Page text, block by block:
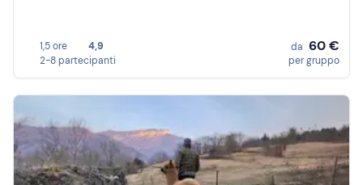
1,5 ore
4,9
2-8 partecipanti
da 60 €
per gruppo